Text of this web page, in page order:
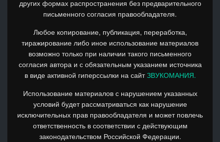
других формах распространения без предварительного
письменного согласия правообладателя.
Любое копирование, публикация, переработка,
тиражирование либо иное использование материалов
возможно только при наличии такого письменного
согласия автора и с обязательным указанием источника
в виде активной гиперссылки на сайтЗВУКОМАНИЯ.
Использование материалов с нарушением указанных
условий будет рассматриваться как нарушение
исключительных прав правообладателя и может повлечь
ответственность в соответствии с действующим
законодательством Российской Федерации.